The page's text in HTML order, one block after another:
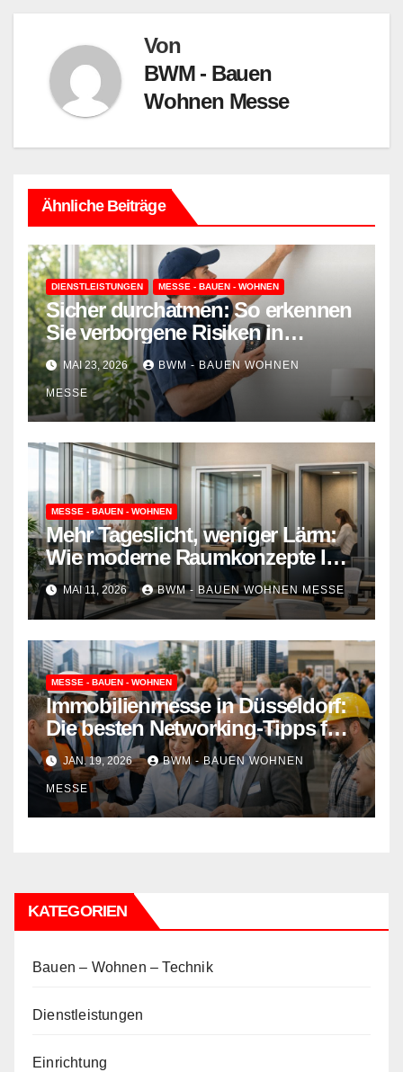
Von
BWM - Bauen
Wohnen Messe
Ähnliche Beiträge
DIENSTLEISTUNGEN MESSE - BAUEN - WOHNEN
Sicher durchatmen: So erkennen
Sie verborgene Risiken in
Wohnraumlüftungen
MAI 23, 2026 BWM - BAUEN WOHNEN
MESSE
MESSE - BAUEN - WOHNEN
Mehr Tageslicht, weniger Lärm:
Wie moderne Raumkonzepte Ihr
Büro revolutionieren
MAI 11, 2026 BWM - BAUEN WOHNEN MESSE
MESSE - BAUEN - WOHNEN
Immobilienmesse in Düsseldorf:
Die besten Networking-Tipps für
Eigentümer und Baufirmen
JAN. 19, 2026 BWM - BAUEN WOHNEN
MESSE
KATEGORIEN
Bauen – Wohnen – Technik
Dienstleistungen
Einrichtung